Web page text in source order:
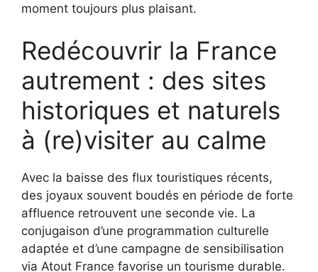
moment toujours plus plaisant.
Redécouvrir la France
autrement : des sites
historiques et naturels
à (re)visiter au calme
Avec la baisse des flux touristiques récents,
des joyaux souvent boudés en période de forte
affluence retrouvent une seconde vie. La
conjugaison d’une programmation culturelle
adaptée et d’une campagne de sensibilisation
via Atout France favorise un tourisme durable.